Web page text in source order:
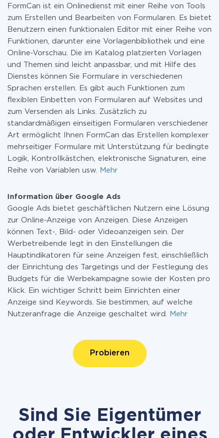
FormCan ist ein Onlinedienst mit einer Reihe von Tools
zum Erstellen und Bearbeiten von Formularen. Es bietet
Benutzern einen funktionalen Editor mit einer Reihe von
Funktionen, darunter eine Vorlagenbibliothek und eine
Online-Vorschau. Die im Katalog platzierten Vorlagen
und Themen sind leicht anpassbar, und mit Hilfe des
Dienstes können Sie Formulare in verschiedenen
Sprachen erstellen. Es gibt auch Funktionen zum
flexiblen Einbetten von Formularen auf Websites und
zum Versenden als Links. Zusätzlich zu
standardmäßigen einseitigen Formularen verschiedener
Art ermöglicht Ihnen FormCan das Erstellen komplexer
mehrseitiger Formulare mit Unterstützung für bedingte
Logik, Kontrollkästchen, elektronische Signaturen, eine
Reihe von Variablen usw.
Mehr
Information über Google Ads
Google Ads bietet geschäftlichen Nutzern eine Lösung
zur Online-Anzeige von Anzeigen. Diese Anzeigen
können Text-, Bild- oder Videoanzeigen sein. Der
Werbetreibende legt in den Einstellungen die
Hauptindikatoren für seine Anzeigen fest, einschließlich
der Einrichtung des Targetings und der Festlegung des
Budgets für die Werbekampagne sowie der Kosten pro
Klick. Ein wichtiger Schritt beim Einrichten einer
Anzeige sind Keywords. Sie bestimmen, auf welche
Nutzeranfrage die Anzeige geschaltet wird.
Mehr
Probieren
Sind Sie Eigentümer